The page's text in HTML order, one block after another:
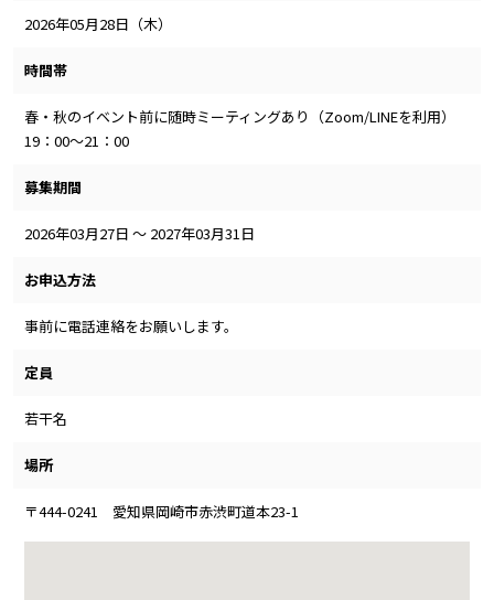
2026年05月28日（木）
時間帯
春・秋のイベント前に随時ミーティングあり（Zoom/LINEを利用）
19：00～21：00
募集期間
2026年03月27日 ～ 2027年03月31日
お申込方法
事前に電話連絡をお願いします。
定員
若干名
場所
〒444-0241 愛知県岡崎市赤渋町道本23-1